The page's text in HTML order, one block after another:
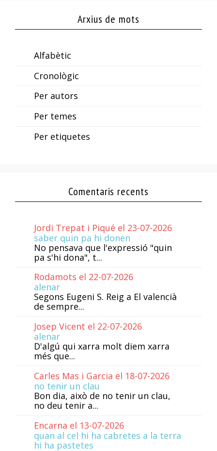
Arxius de mots
Alfabètic
Cronològic
Per autors
Per temes
Per etiquetes
Comentaris recents
Jordi Trepat i Piqué el 23-07-2026
saber quin pa hi donen
No pensava que l'expressió "quin
pa s'hi dona", t...
Rodamots el 22-07-2026
alenar
Segons Eugeni S. Reig a El valencià
de sempre...
Josep Vicent el 22-07-2026
alenar
D'algú qui xarra molt diem xarra
més que...
Carles Mas i Garcia el 18-07-2026
no tenir un clau
Bon dia, això de no tenir un clau,
no deu tenir a...
Encarna el 13-07-2026
quan al cel hi ha cabretes a la terra
hi ha pastetes